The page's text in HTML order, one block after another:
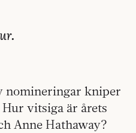
nomineringar kniper
Hur vitsiga är årets
Anne Hathaway?